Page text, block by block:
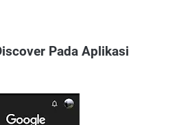
Pada Aplikasi